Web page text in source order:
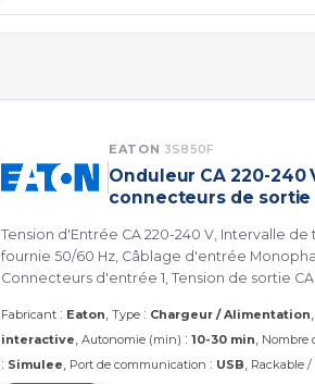
EATON 3S850F
Onduleur CA 220-240
connecteurs de sortie
Tension d'Entrée CA 220-240 V, Intervalle
fournie 50/60 Hz, Câblage d'entrée
Connecteurs d'entrée 1, Tension de sortie
pour lignes de données Ligne
sortie, Parasurtenseur, Protection du circuit
Fabricant : Eaton Type : Chargeur / Alimentation
interactive Autonomie (min) : 10-30 min Nombre
: Simulee Port de communication : USB Rackable /